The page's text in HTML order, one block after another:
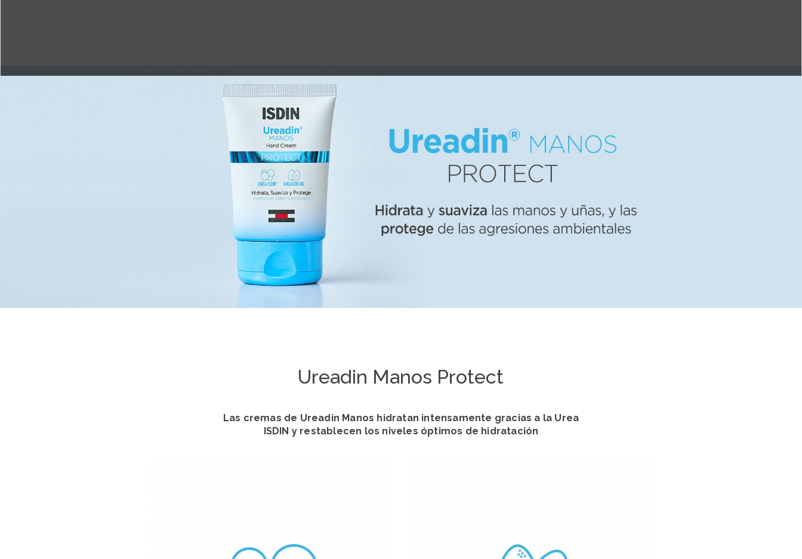
Ureadin Manos Protect
Las cremas de Ureadin Manos hidratan intensamente gracias a la Urea
ISDIN y restablecen los niveles óptimos de hidratación